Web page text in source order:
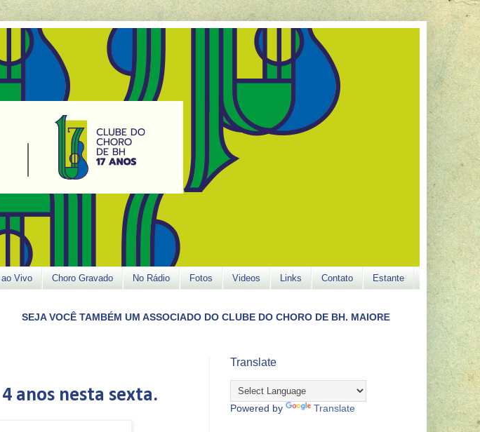
Vivo Choro Gravado No Rádio Fotos Videos Links Contato Estante
UM ASSOCIADO DO CLUBE DO CHORO DE BH. MAIORES INFORMAÇÕES LIGUE (31)3422-
anos nesta sexta.
Translate
Powered by Translate